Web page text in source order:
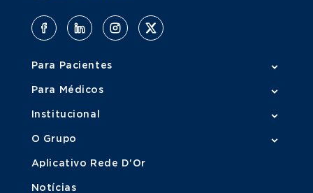
Para Pacientes
Para Médicos
Institucional
O Grupo
Aplicativo Rede D'Or
Notícias